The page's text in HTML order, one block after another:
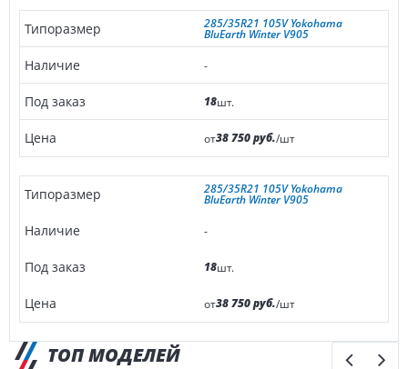
285/35R21 105V Yokohama
BluEarth Winter V905
-
18шт.
от38 750 руб./шт
285/35R21 105V Yokohama
BluEarth Winter V905
-
18шт.
от38 750 руб./шт
ТОП МОДЕЛЕЙ